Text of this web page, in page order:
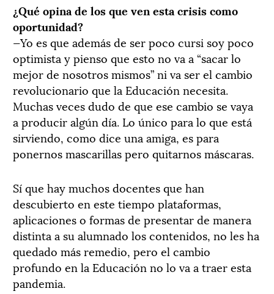
¿Qué opina de los que ven esta crisis como
oportunidad?
—Yo es que además de ser poco cursi soy poco
optimista y pienso que esto no va a “sacar lo
mejor de nosotros mismos” ni va ser el cambio
revolucionario que la Educación necesita.
Muchas veces dudo de que ese cambio se vaya
a producir algún día. Lo único para lo que está
sirviendo, como dice una amiga, es para
ponernos mascarillas pero quitarnos máscaras.
Sí que hay muchos docentes que han
descubierto en este tiempo plataformas,
aplicaciones o formas de presentar de manera
distinta a su alumnado los contenidos, no les ha
quedado más remedio, pero el cambio
profundo en la Educación no lo va a traer esta
pandemia.